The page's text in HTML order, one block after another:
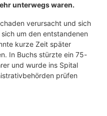
unterwegs waren.
verursacht und sich
um den entstandenen
kurze Zeit später
In Buchs stürzte ein 75-
und wurde ins Spital
prüfen